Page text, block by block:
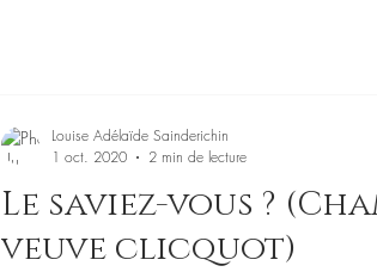
Le saviez-vous ? (Champagne
veuve clicquot)
Louise Adélaïde Sainderichin
1 oct. 2020
2 min de lecture